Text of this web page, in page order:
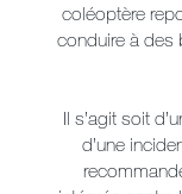
coléoptère
conduire à des
Il s’agit soit
d’une